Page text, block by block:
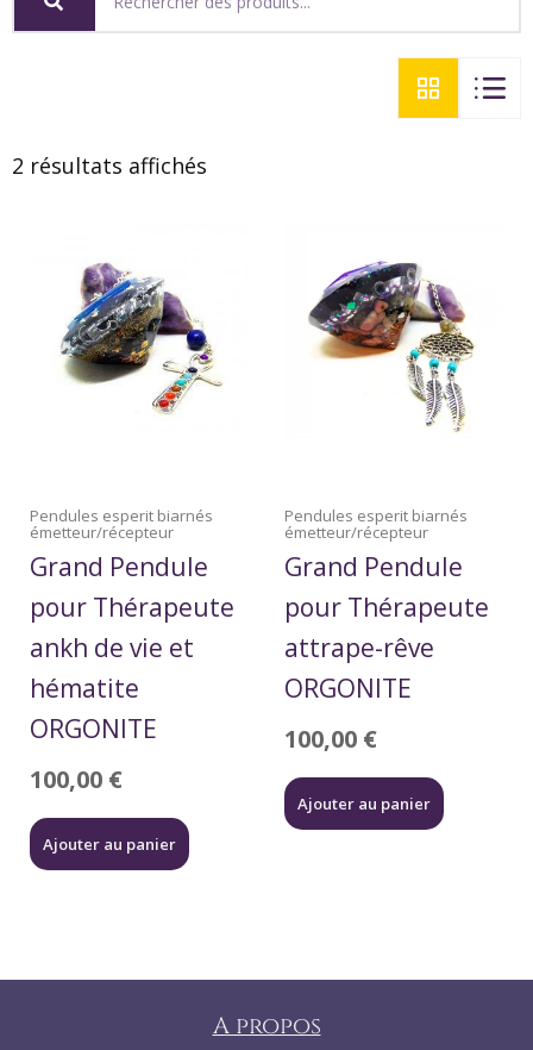
2 résultats affichés
Pendules esperit biarnés
émetteur/récepteur
Grand Pendule
pour Thérapeute
ankh de vie et
hématite
ORGONITE
100,00 €
Ajouter au panier
Pendules esperit biarnés
émetteur/récepteur
Grand Pendule
pour Thérapeute
attrape-rêve
ORGONITE
100,00 €
Ajouter au panier
A propos